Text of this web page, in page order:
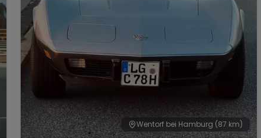
Wentorf bei Hamburg (87 km)